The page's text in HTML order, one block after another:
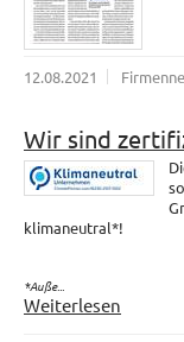
12.08.2021
Wir sind
klimaneutral*!
*Auße...
Weiterlesen